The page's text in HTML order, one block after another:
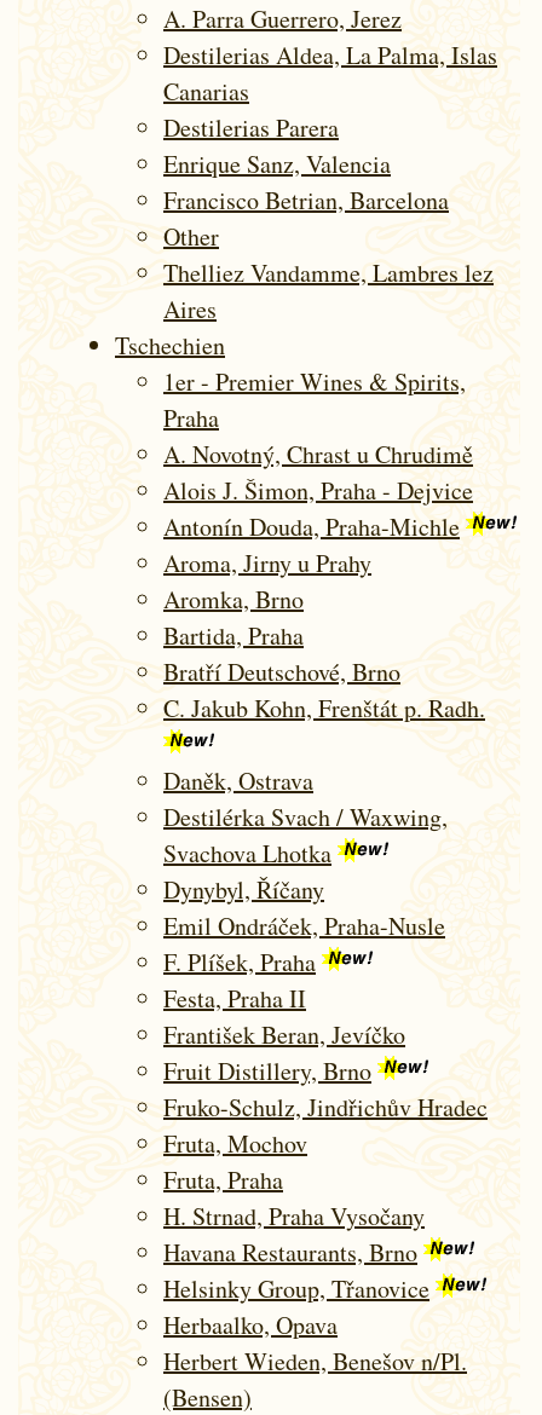
A. Parra Guerrero, Jerez
Destilerias Aldea, La Palma, Islas
Canarias
Destilerias Parera
Enrique Sanz, Valencia
Francisco Betrian, Barcelona
Other
Thelliez Vandamme, Lambres lez
Aires
Tschechien
1er - Premier Wines & Spirits,
Praha
A. Novotný, Chrast u Chrudimě
Alois J. Šimon, Praha - Dejvice
Antonín Douda, Praha-Michle
Aroma, Jirny u Prahy
Aromka, Brno
Bartida, Praha
Bratří Deutschové, Brno
C. Jakub Kohn, Frenštát p. Radh.
Daněk, Ostrava
Destilérka Svach / Waxwing,
Svachova Lhotka
Dynybyl, Říčany
Emil Ondráček, Praha-Nusle
F. Plíšek, Praha
Festa, Praha II
František Beran, Jevíčko
Fruit Distillery, Brno
Fruko-Schulz, Jindřichův Hradec
Fruta, Mochov
Fruta, Praha
H. Strnad, Praha Vysočany
Havana Restaurants, Brno
Helsinky Group, Třanovice
Herbaalko, Opava
Herbert Wieden, Benešov n/Pl.
(Bensen)